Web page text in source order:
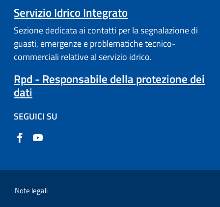
Servizio Idrico Integrato
Sezione dedicata ai contatti per la segnalazione di
guasti, emergenze e problematiche tecnico-
commerciali relative al servizio idrico.
Rpd - Responsabile della protezione dei
dati
SEGUICI SU
Note legali